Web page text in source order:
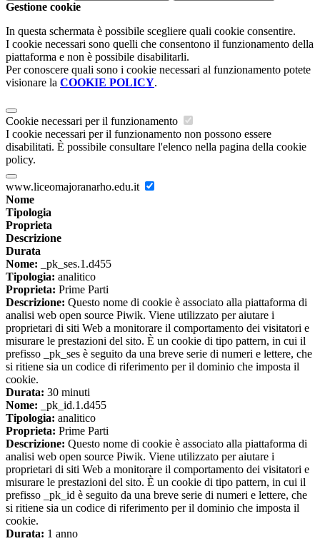
Gestione cookie
In questa schermata è possibile scegliere quali cookie consentire.
I cookie necessari sono quelli che consentono il funzionamento della
piattaforma e non è possibile disabilitarli.
Per conoscere quali sono i cookie necessari al funzionamento potete
visionare la COOKIE POLICY.
Cookie necessari per il funzionamento
I cookie necessari per il funzionamento non possono essere
disabilitati. È possibile consultare l'elenco nella pagina della cookie
policy.
www.liceomajoranarho.edu.it
Nome
Tipologia
Proprieta
Descrizione
Durata
Nome: _pk_ses.1.d455
Tipologia: analitico
Proprieta: Prime Parti
Descrizione: Questo nome di cookie è associato alla piattaforma di
analisi web open source Piwik. Viene utilizzato per aiutare i
proprietari di siti Web a monitorare il comportamento dei visitatori e
misurare le prestazioni del sito. È un cookie di tipo pattern, in cui il
prefisso _pk_ses è seguito da una breve serie di numeri e lettere, che
si ritiene sia un codice di riferimento per il dominio che imposta il
cookie.
Durata: 30 minuti
Nome: _pk_id.1.d455
Tipologia: analitico
Proprieta: Prime Parti
Descrizione: Questo nome di cookie è associato alla piattaforma di
analisi web open source Piwik. Viene utilizzato per aiutare i
proprietari di siti Web a monitorare il comportamento dei visitatori e
misurare le prestazioni del sito. È un cookie di tipo pattern, in cui il
prefisso _pk_id è seguito da una breve serie di numeri e lettere, che
si ritiene sia un codice di riferimento per il dominio che imposta il
cookie.
Durata: 1 anno